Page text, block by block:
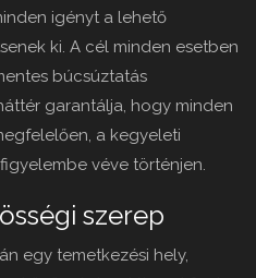
igényt a lehető
ki. A cél minden esetben
búcsúztatás
garantálja, hogy minden
a kegyeleti
véve történjen.
szerep
egy temetkezési hely,